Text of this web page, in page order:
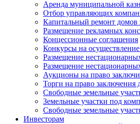
Аренда муниципальной
Отбор управляющих
Капитальный ремонт домов
Размещение рекламных
Концессионные соглашения
Конкурсы на
Размещение
Размещение
Аукционы на право
Торги на право заключения
Свободные земельные
Земельные участки под
Свободные земельные
Инвесторам